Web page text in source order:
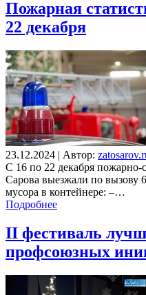
Пожарная
22 декабря
23.12.2024 | Автор:
С 16 по 22 декабря пожарно-
Сарова выезжали по вызову
мусора в контейнере: –…
Подробнее
II фестиваль
профсоюзных